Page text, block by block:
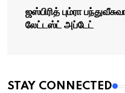
ஜஸ்பிரித் பும்ரா
லேட்டஸ்ட் அப்டேட்
STAY CONNECTED